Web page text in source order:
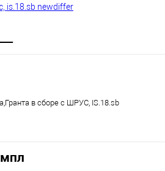
в сборе с ШРУС, IS.18.sb